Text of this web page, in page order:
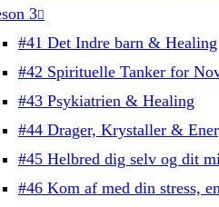
3
#41 Det Indre barn & Healing
#42 Spirituelle Tanker for
#43 Psykiatrien & Healing
#44 Drager, Krystaller &
#45 Helbred dig selv og dit
#46 Kom af med din stress,